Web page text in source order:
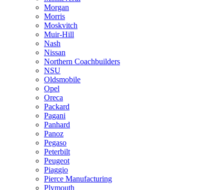
Morgan
Morris
Moskvitch
Muir-Hill
Nash
Nissan
Northern Coachbuilders
NSU
Oldsmobile
Opel
Oreca
Packard
Pagani
Panhard
Panoz
Pegaso
Peterbilt
Peugeot
Piaggio
Pierce Manufacturing
Plymouth